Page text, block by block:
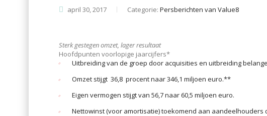
april 30, 2017 Categorie: Persberichten van Value8
Sterk gestegen omzet, lager resultaat
Hoofdpunten voorlopige jaarcijfers*
Uitbreiding van de groep door acquisities en uitbreiding
Omzet stijgt 36,8 procent naar 346,1 miljoen euro.**
Eigen vermogen stijgt van 56,7 naar 60,5 miljoen euro.
Nettowinst (voor amortisatie) toekomend aan aandeelhouders